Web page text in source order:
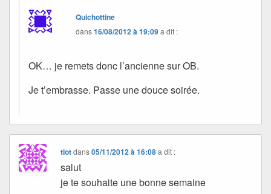
Quichottine
dans16/08/2012 à 19:09a dit :
OK… je remets donc l’ancienne sur OB.
Je t’embrasse. Passe une douce soirée.
tiotdans05/11/2012 à 16:08 a dit :
salut
je te souhaite une bonne semaine